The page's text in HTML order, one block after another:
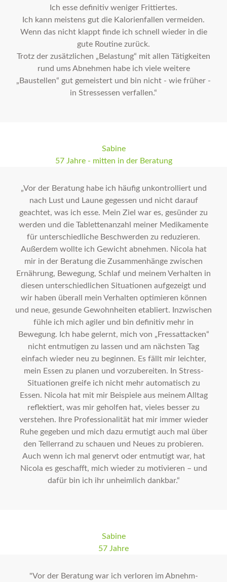
Ich esse definitiv weniger Frittiertes.
Ich kann meistens gut die Kalorienfallen vermeiden.
Wenn das nicht klappt finde ich schnell wieder in die
gute Routine zurück.
Trotz der zusätzlichen „Belastung“ mit allen Tätigkeiten
rund ums Abnehmen habe ich viele weitere
„Baustellen“ gut gemeistert und bin nicht - wie früher -
in Stressessen verfallen.“
Sabine
57 Jahre - mitten in der Beratung
„Vor der Beratung habe ich häufig unkontrolliert und
nach Lust und Laune gegessen und nicht darauf
geachtet, was ich esse. Mein Ziel war es, gesünder zu
werden und die Tablettenanzahl meiner Medikamente
für unterschiedliche Beschwerden zu reduzieren.
Außerdem wollte ich Gewicht abnehmen. Nicola hat
mir in der Beratung die Zusammenhänge zwischen
Ernährung, Bewegung, Schlaf und meinem Verhalten in
diesen unterschiedlichen Situationen aufgezeigt und
wir haben überall mein Verhalten optimieren können
und neue, gesunde Gewohnheiten etabliert. Inzwischen
fühle ich mich agiler und bin definitiv mehr in
Bewegung. Ich habe gelernt, mich von „Fressattacken“
nicht entmutigen zu lassen und am nächsten Tag
einfach wieder neu zu beginnen. Es fällt mir leichter,
mein Essen zu planen und vorzubereiten. In Stress-
Situationen greife ich nicht mehr automatisch zu
Essen. Nicola hat mit mir Beispiele aus meinem Alltag
reflektiert, was mir geholfen hat, vieles besser zu
verstehen. Ihre Professionalität hat mir immer wieder
Ruhe gegeben und mich dazu ermutigt auch mal über
den Tellerrand zu schauen und Neues zu probieren.
Auch wenn ich mal genervt oder entmutigt war, hat
Nicola es geschafft, mich wieder zu motivieren – und
dafür bin ich ihr unheimlich dankbar.“
Sabine
57 Jahre
"Vor der Beratung war ich verloren im Abnehm-